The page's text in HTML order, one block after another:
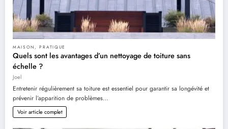
MAISON ,PRATIQUE
Quels sont les avantages d’un nettoyage de toiture sans
échelle ?
Joel
Entretenir régulièrement sa toiture est essentiel pour garantir sa longévité et
prévenir l’apparition de problèmes…
Voir article complet